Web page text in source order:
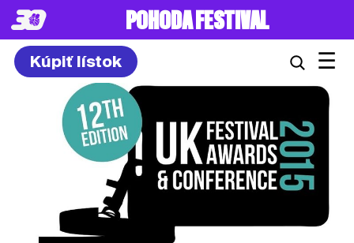
POHODA FESTIVAL
Kúpiť lístok ☰